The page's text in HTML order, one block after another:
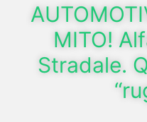
MITO!
Stradale.